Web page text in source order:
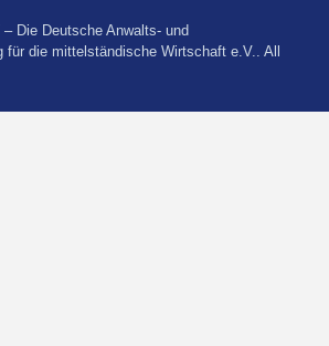
Die Deutsche Anwalts- und
für die mittelständische Wirtschaft e.V.. All